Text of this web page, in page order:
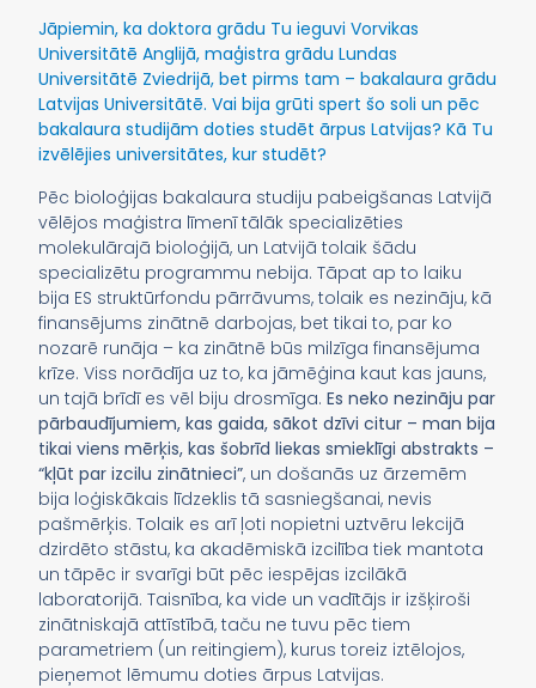
Jāpiemin, ka doktora grādu Tu ieguvi Vorvikas
Universitātē Anglijā, maģistra grādu Lundas
Universitātē Zviedrijā, bet pirms tam – bakalaura grādu
Latvijas Universitātē. Vai bija grūti spert šo soli un pēc
bakalaura studijām doties studēt ārpus Latvijas? Kā Tu
izvēlējies universitātes, kur studēt?
Pēc bioloģijas bakalaura studiju pabeigšanas Latvijā
vēlējos maģistra līmenī tālāk specializēties
molekulārajā bioloģijā, un Latvijā tolaik šādu
specializētu programmu nebija. Tāpat ap to laiku
bija ES struktūrfondu pārrāvums, tolaik es nezināju, kā
finansējums zinātnē darbojas, bet tikai to, par ko
nozarē runāja – ka zinātnē būs milzīga finansējuma
krīze. Viss norādīja uz to, ka jāmēģina kaut kas jauns,
un tajā brīdī es vēl biju drosmīga.Es neko nezināju par
pārbaudījumiem, kas gaida, sākot dzīvi citur – man bija
tikai viens mērķis, kas šobrīd liekas smieklīgi abstrakts –
“kļūt par izcilu zinātnieci”, un došanās uz ārzemēm
bija loģiskākais līdzeklis tā sasniegšanai, nevis
pašmērķis. Tolaik es arī ļoti nopietni uztvēru lekcijā
dzirdēto stāstu, ka akadēmiskā izcilība tiek mantota
un tāpēc ir svarīgi būt pēc iespējas izcilākā
laboratorijā. Taisnība, ka vide un vadītājs ir izšķiroši
zinātniskajā attīstībā, taču ne tuvu pēc tiem
parametriem (un reitingiem), kurus toreiz iztēlojos,
pieņemot lēmumu doties ārpus Latvijas.